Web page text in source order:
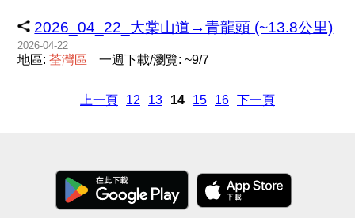
2026_04_22_大棠山道→青龍頭 (~13.8公里)
2026-04-22
地區:荃灣區 一週下載/瀏覽: ~9/7
上一頁 12 13 14 15 16 下一頁